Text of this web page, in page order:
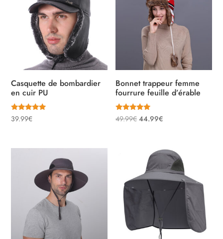
Casquette de bombardier
en cuir PU
Note
5.00
39.99€
Bonnet trappeur femme
fourrure feuille d’érable
Note
5.00
49.99€ Le
était :
49.99€.
44.99€
est :
44.99€.